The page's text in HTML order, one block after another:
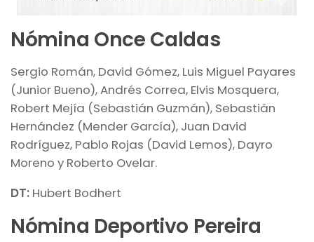
Nómina Once Caldas
Sergio Román, David Gómez, Luis Miguel Payares
(Junior Bueno), Andrés Correa, Elvis Mosquera,
Robert Mejía (Sebastián Guzmán), Sebastián
Hernández (Mender García), Juan David
Rodríguez, Pablo Rojas (David Lemos), Dayro
Moreno y Roberto Ovelar.
DT: Hubert Bodhert
Nómina Deportivo Pereira